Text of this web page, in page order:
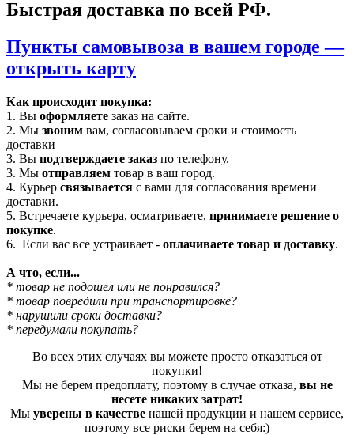
Быстрая доставка по всей РФ.
Пункты самовывоза в вашем городе —
открыть карту
Как происходит покупка:
1. Вы оформляете заказ на сайте.
2. Мы звоним вам, согласовываем сроки и стоимость
доставки
3. Вы подтверждаете заказ по телефону.
3. Мы отправляем товар в ваш город.
4. Курьер связывается с вами для согласования времени
доставки.
5. Встречаете курьера, осматриваете, принимаете решение о
покупке.
6. Если вас все устраивает - оплачиваете товар и доставку.
А что, если...
* товар не подошел или не понравился?
* товар повредили при транспортировке?
* нарушили сроки доставки?
* передумали покупать?
Во всех этих случаях вы можете просто отказаться от
покупки!
Мы не берем предоплату, поэтому в случае отказа, вы не
несете никаких затрат!
Мы уверены в качестве нашей продукции и нашем сервисе,
поэтому все риски берем на себя:)